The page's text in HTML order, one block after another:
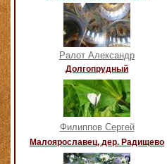
Ралот Александр
Долгопрудный
Филиппов Сергей
Малоярославец, дер. Радищево